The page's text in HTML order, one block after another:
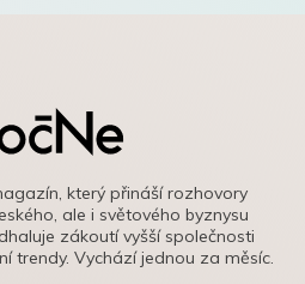
který přináší rozhovory
ale i světového byznysu
zákoutí vyšší společnosti
trendy. Vychází jednou za měsíc.